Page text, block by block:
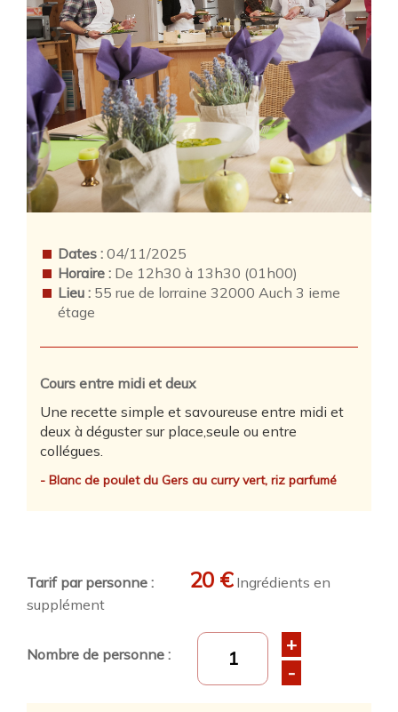
Dates : 04/11/2025
Horaire : De 12h30 à 13h30 (01h00)
Lieu : 55 rue de lorraine 32000 Auch 3 ieme
étage
Cours entre midi et deux
Une recette simple et savoureuse entre midi et
deux à déguster sur place,seule ou entre
collégues.
- Blanc de poulet du Gers au curry vert, riz parfumé
Tarif par personne : 20 €Ingrédients en
supplément
Nombre de personne :
+
-